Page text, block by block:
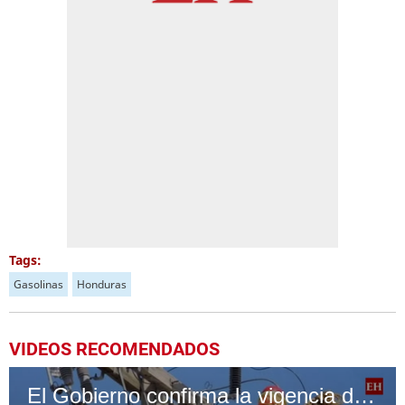
Tags:
Gasolinas Honduras
VIDEOS RECOMENDADOS
El Gobierno confirma la vigencia del subsidio al gas LPG y energía eléctrica hasta abril 2026 (95 caracteres)